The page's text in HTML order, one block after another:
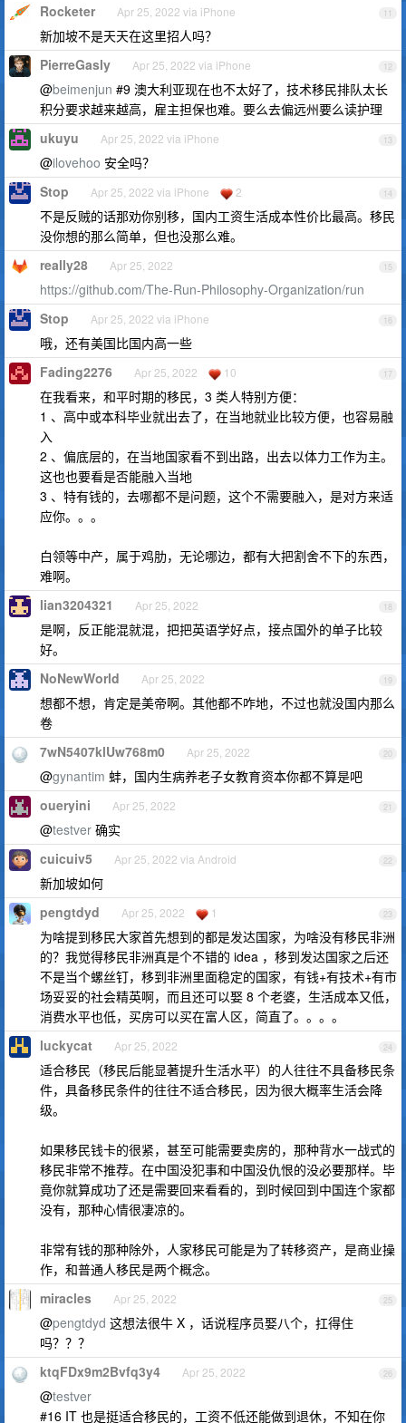
11
Rocketer Apr 25, 2022 via iPhone
新加坡不是天天在这里招人吗？
12
PierreGasly Apr 25, 2022 via iPhone
@beimenjun #9 澳大利亚现在也不太好了，技术移民排队太长
积分要求越来越高，雇主担保也难。要么去偏远州要么读护理
13
ukuyu Apr 25, 2022 via iPhone
@ilovehoo 安全吗？
14
Stop Apr 25, 2022 via iPhone 2
不是反贼的话那劝你别移，国内工资生活成本性价比最高。移民
没你想的那么简单，但也没那么难。
15
really28 Apr 25, 2022
https://github.com/The-Run-Philosophy-Organization/run
16
Stop Apr 25, 2022 via iPhone
哦，还有美国比国内高一些
17
Fading2276 Apr 25, 2022 10
在我看来，和平时期的移民，3 类人特别方便：
1 、高中或本科毕业就出去了，在当地就业比较方便，也容易融
入
2 、偏底层的，在当地国家看不到出路，出去以体力工作为主。
这也也要看是否能融入当地
3 、特有钱的，去哪都不是问题，这个不需要融入，是对方来适
应你。。。
白领等中产，属于鸡肋，无论哪边，都有大把割舍不下的东西，
难啊。
18
lian3204321 Apr 25, 2022
是啊，反正能混就混，把把英语学好点，接点国外的单子比较
好。
19
NoNewWorld Apr 25, 2022
想都不想，肯定是美帝啊。其他都不咋地，不过也就没国内那么
卷
20
7wN5407klUw768m0 Apr 25, 2022
@gynantim 蚌，国内生病养老子女教育资本你都不算是吧
21
oueryini Apr 25, 2022
@testver 确实
22
cuicuiv5 Apr 25, 2022 via Android
新加坡如何
23
pengtdyd Apr 25, 2022 1
为啥提到移民大家首先想到的都是发达国家，为啥没有移民非洲
的？我觉得移民非洲真是个不错的 idea ，移到发达国家之后还
不是当个螺丝钉，移到非洲里面稳定的国家，有钱+有技术+有市
场妥妥的社会精英啊，而且还可以娶 8 个老婆，生活成本又低，
消费水平也低，买房可以买在富人区，简直了。。。。
24
luckycat Apr 25, 2022
适合移民（移民后能显著提升生活水平）的人往往不具备移民条
件，具备移民条件的往往不适合移民，因为很大概率生活会降
级。
如果移民钱卡的很紧，甚至可能需要卖房的，那种背水一战式的
移民非常不推荐。在中国没犯事和中国没仇恨的没必要那样。毕
竟你就算成功了还是需要回来看看的，到时候回到中国连个家都
没有，那种心情很凄凉的。
非常有钱的那种除外，人家移民可能是为了转移资产，是商业操
作，和普通人移民是两个概念。
25
miracles Apr 25, 2022
@pengtdyd 这想法很牛 X ，话说程序员娶八个，扛得住
吗？？？
26
ktqFDx9m2Bvfq3y4 Apr 25, 2022
@testver
#16 IT 也是挺适合移民的，工资不低还能做到退休，不知在你